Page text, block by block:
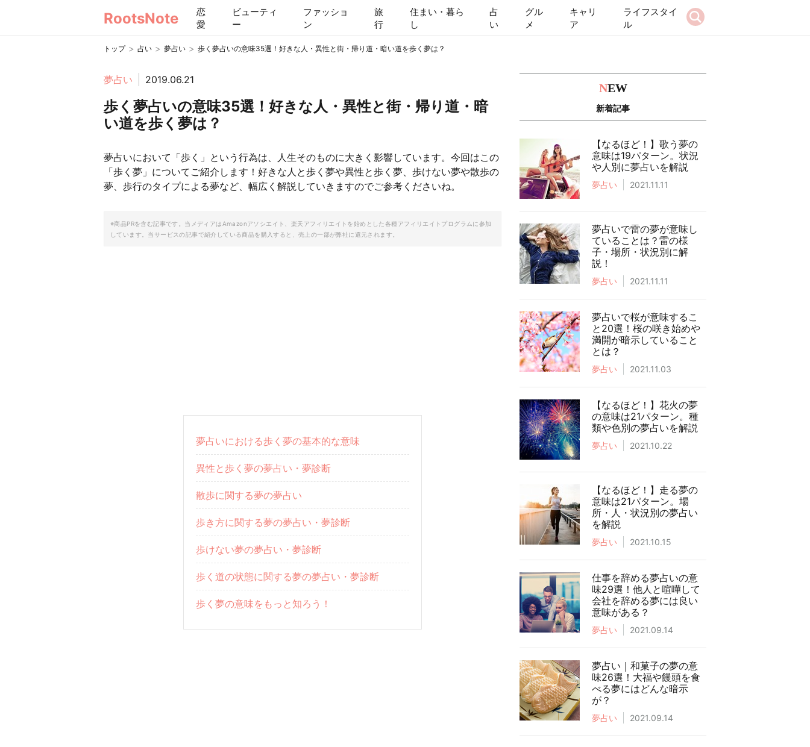
RootsNote
恋
愛
ビューティ
ー
ファッショ
ン
旅
行
住まい・暮ら
し
占
い
グル
メ
キャリ
ア
ライフスタイ
ル
トップ > 占い > 夢占い > 歩く夢占いの意味35選！好きな人・異性と街・帰り道・暗い道を歩く夢は？
夢占い 2019.06.21
歩く夢占いの意味35選！好きな人・異性と街・帰り道・暗
い道を歩く夢は？
夢占いにおいて「歩く」という行為は、人生そのものに大きく影響しています。今回はこの
「歩く夢」についてご紹介します！好きな人と歩く夢や異性と歩く夢、歩けない夢や散歩の
夢、歩行のタイプによる夢など、幅広く解説していきますのでご参考くださいね。
※商品PRを含む記事です。当メディアはAmazonアソシエイト、楽天アフィリエイトを始めとした各種アフィリエイトプログラムに参加
しています。当サービスの記事で紹介している商品を購入すると、売上の一部が弊社に還元されます。
夢占いにおける歩く夢の基本的な意味
異性と歩く夢の夢占い・夢診断
散歩に関する夢の夢占い
歩き方に関する夢の夢占い・夢診断
歩けない夢の夢占い・夢診断
歩く道の状態に関する夢の夢占い・夢診断
歩く夢の意味をもっと知ろう！
NEW
新着記事
【なるほど！】歌う夢の
意味は19パターン。状況
や人別に夢占いを解説
夢占い 2021.11.11
夢占いで雷の夢が意味し
ていることは？雷の様
子・場所・状況別に解
説！
夢占い 2021.11.11
夢占いで桜が意味するこ
と20選！桜の咲き始めや
満開が暗示していること
とは？
夢占い 2021.11.03
【なるほど！】花火の夢
の意味は21パターン。種
類や色別の夢占いを解説
夢占い 2021.10.22
【なるほど！】走る夢の
意味は21パターン。場
所・人・状況別の夢占い
を解説
夢占い 2021.10.15
仕事を辞める夢占いの意
味29選！他人と喧嘩して
会社を辞める夢には良い
意味がある？
夢占い 2021.09.14
夢占い｜和菓子の夢の意
味26選！大福や饅頭を食
べる夢にはどんな暗示
が？
夢占い 2021.09.14